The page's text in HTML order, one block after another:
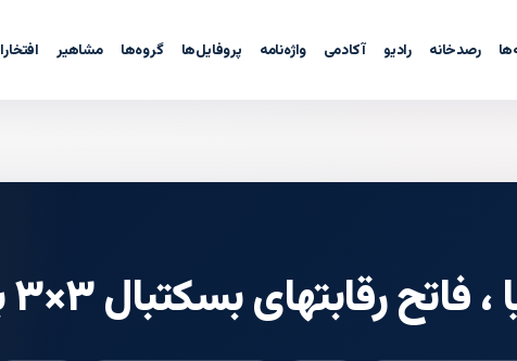
رصدخانه رادیو آکادمی واژه‌نامه پروفایل‌ها گروه‌ها مشاهیر
رقابتهای بسکتبال ۳×۳ بانوان سوئیس شد